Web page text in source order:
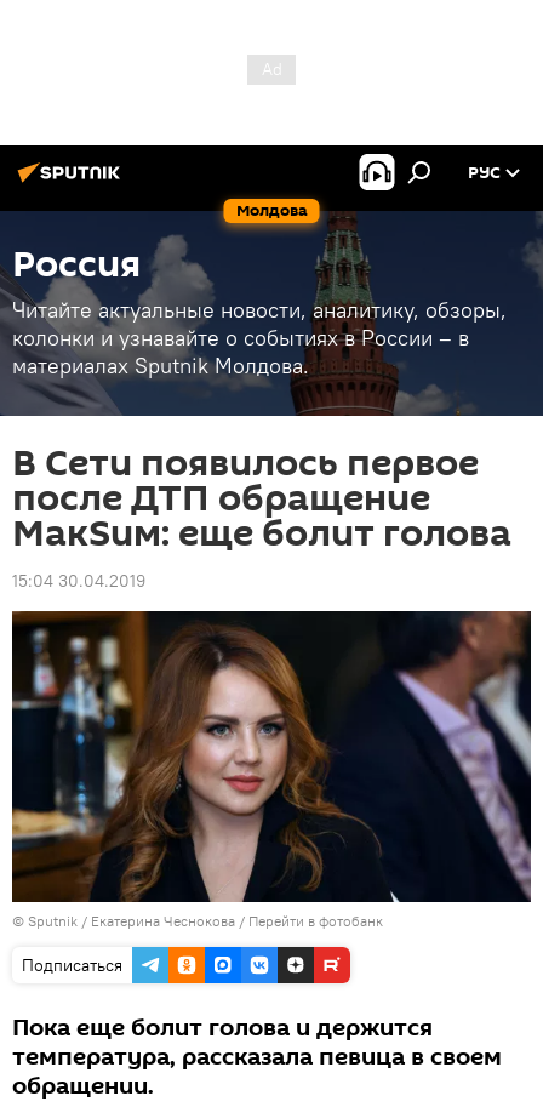
Молдова
РУС
Россия
Читайте актуальные новости, аналитику, обзоры,
колонки и узнавайте о событиях в России – в
материалах Sputnik Молдова.
В Сети появилось первое
после ДТП обращение
МакSим: еще болит голова
15:04 30.04.2019
© Sputnik / Екатерина Чеснокова / Перейти в фотобанк
Подписаться
Пока еще болит голова и держится
температура, рассказала певица в своем
обращении.